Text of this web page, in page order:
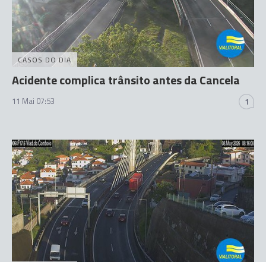
CASOS DO DIA
Acidente complica trânsito antes da Cancela
11 Mai 07:53 1